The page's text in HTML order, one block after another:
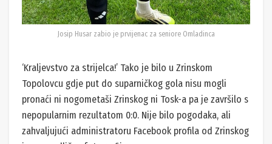
Josip Husar zabio je prvijenac za seniore Omladinca
‘Kraljevstvo za strijelca!’ Tako je bilo u Zrinskom
Topolovcu gdje put do suparničkog gola nisu mogli
pronaći ni nogometaši Zrinskog ni Tosk-a pa je završilo s
nepopularnim rezultatom 0:0. Nije bilo pogodaka, ali
zahvaljujući administratoru Facebook profila od Zrinskog